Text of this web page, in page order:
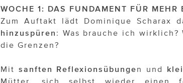
WOCHE 1: DAS FUNDAMENT FÜR MEHR
Zum Auftakt lädt Dominique Scharax
hinzuspüren : Was brauche ich
die Grenzen?
Mit sanften Reflexionsübungen und
Mütter, sich selbst wieder einen